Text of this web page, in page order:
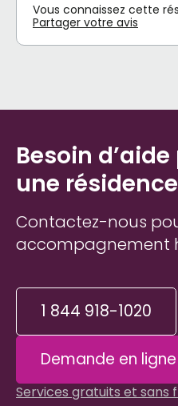
Vous connaissez cette
Partager votre avis
Besoin
une
Contactez-nous
accompagnement
1 844 918-1020
Demande en ligne
Services gratuits et sans